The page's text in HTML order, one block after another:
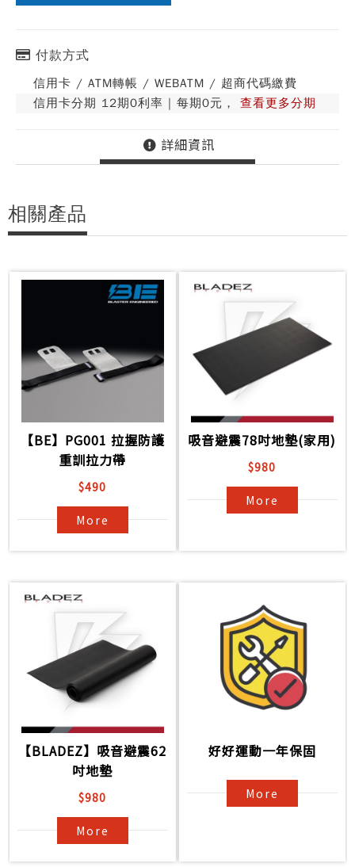
付款方式
信用卡 / ATM轉帳 / WEBATM / 超商代碼繳費
信用卡分期 12期0利率 | 每期0元， 查看更多分期
詳細資訊
相關產品
【BE】PG001 拉握防護
重訓拉力帶
$490
More
吸音避震78吋地墊(家用)
$980
More
【BLADEZ】吸音避震62
吋地墊
$980
More
好好運動一年保固
More